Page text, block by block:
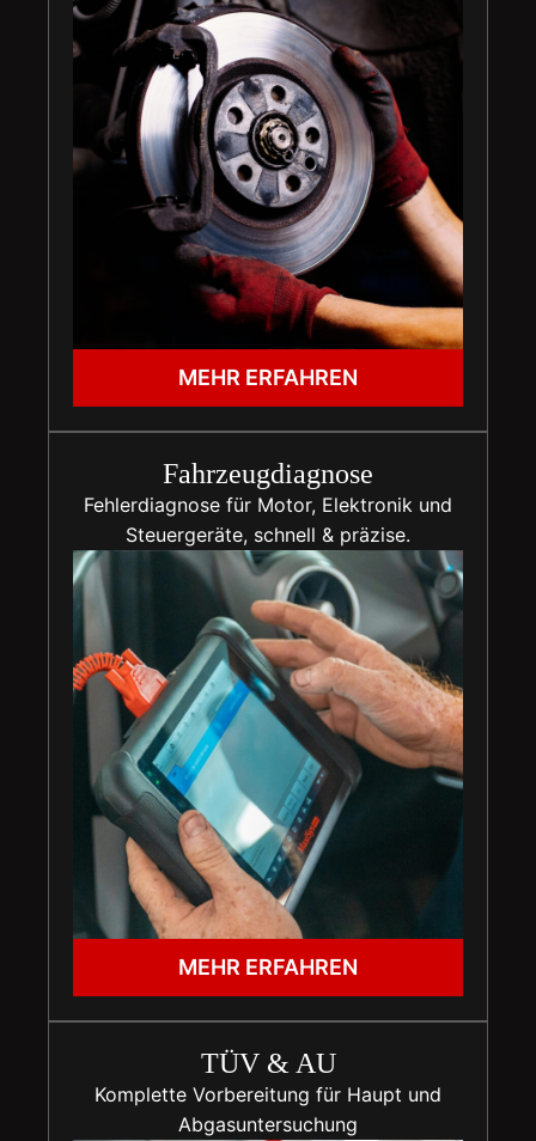
MEHR ERFAHREN
Fahrzeugdiagnose
Fehlerdiagnose für Motor, Elektronik und
Steuergeräte, schnell & präzise.
MEHR ERFAHREN
TÜV & AU
Komplette Vorbereitung für Haupt und
Abgasuntersuchung